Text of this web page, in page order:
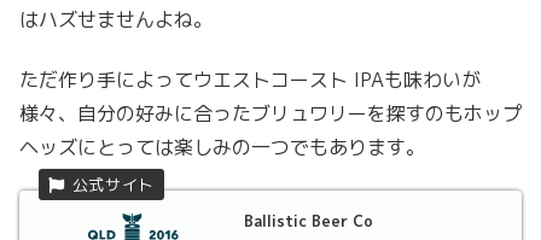
はハズせませんよね。
ただ作り手によってウエストコースト IPAも味わいが
様々、自分の好みに合ったブリュワリーを探すのもホップ
ヘッズにとっては楽しみの一つでもあります。
Ballistic Beer Co